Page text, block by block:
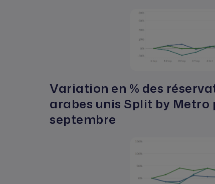
Variation en % des
arabes unis Split by Metro
septembre